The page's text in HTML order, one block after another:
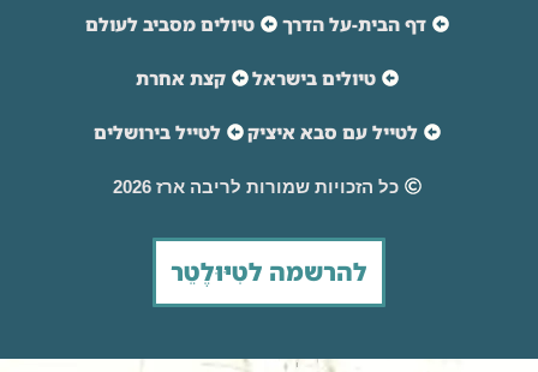
דף הבית-על הדרך טיולים מסביב לעולם
טיולים בישראל קצת אחרת
לטייל עם סבא איציק לטייל בירושלים
כל הזכויות שמורות לריבה ארז 2026
להרשמה לטִיּוּלֶטֵר